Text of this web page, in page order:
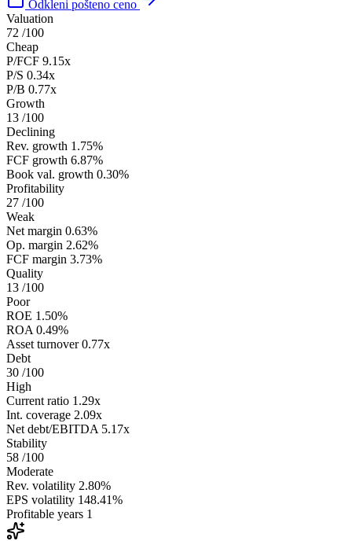
Odkleni pošteno ceno
Valuation
72 /100
Cheap
P/FCF 9.15x
P/S 0.34x
P/B 0.77x
Growth
13 /100
Declining
Rev. growth 1.75%
FCF growth 6.87%
Book val. growth 0.30%
Profitability
27 /100
Weak
Net margin 0.63%
Op. margin 2.62%
FCF margin 3.73%
Quality
13 /100
Poor
ROE 1.50%
ROA 0.49%
Asset turnover 0.77x
Debt
30 /100
High
Current ratio 1.29x
Int. coverage 2.09x
Net debt/EBITDA 5.17x
Stability
58 /100
Moderate
Rev. volatility 2.80%
EPS volatility 148.41%
Profitable years 1